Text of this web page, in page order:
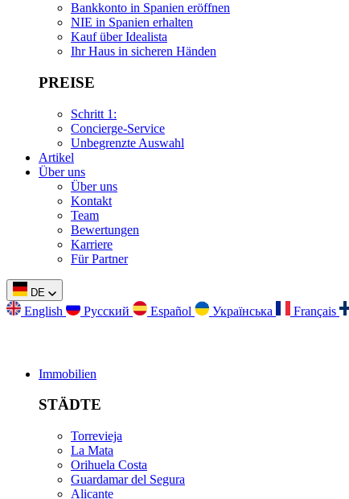
Bankkonto in Spanien eröffnen
NIE in Spanien erhalten
Kauf über Idealista
Ihr Haus in sicheren Händen
PREISE
Schritt 1:
Concierge-Service
Unbegrenzte Auswahl
Artikel
Über uns
Über uns
Kontakt
Team
Bewertungen
Karriere
Für Partner
DE
English Русский Español Українська Français
Immobilien
STÄDTE
Torrevieja
La Mata
Orihuela Costa
Guardamar del Segura
Alicante